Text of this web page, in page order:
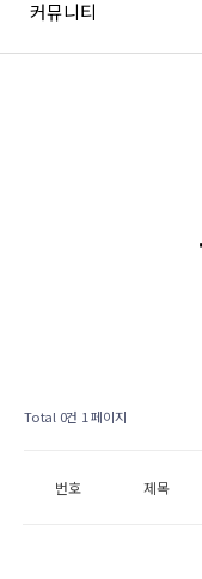
커뮤니티
Total 0건 1 페이지
번호 제목